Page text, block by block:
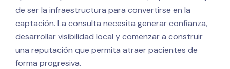
de ser la infraestructura para convertirse en la
captación. La consulta necesita generar confianza,
desarrollar visibilidad local y comenzar a construir
una reputación que permita atraer pacientes de
forma progresiva.